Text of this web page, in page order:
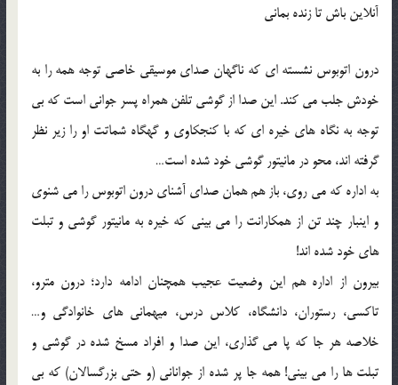
آنلاین باش تا زنده بمانی
درون اتوبوس نشسته ای که ناگهان صدای موسیقی خاصی توجه همه را به
خودش جلب می کند. این صدا از گوشی تلفن همراه پسر جوانی است که بی
توجه به نگاه های خیره ای که با کنجکاوی و گهگاه شماتت او را زیر نظر
گرفته اند، محو در مانیتور گوشی خود شده است…
به اداره که می روی، باز هم همان صدای آشنای درون اتوبوس را می شنوی
و اینبار چند تن از همکارانت را می بینی که خیره به مانیتور گوشی و تبلت
های خود شده اند!
بیرون از اداره هم این وضعیت عجیب همچنان ادامه دارد؛ درون مترو،
تاکسی، رستوران، دانشگاه، کلاس درس، میهمانی های خانوادگی و…
خلاصه هر جا که پا می گذاری، این صدا و افراد مسخ شده در گوشی و
تبلت ها را می بینی! همه جا پر شده از جوانانی (و حتی بزرگسالان) که بی